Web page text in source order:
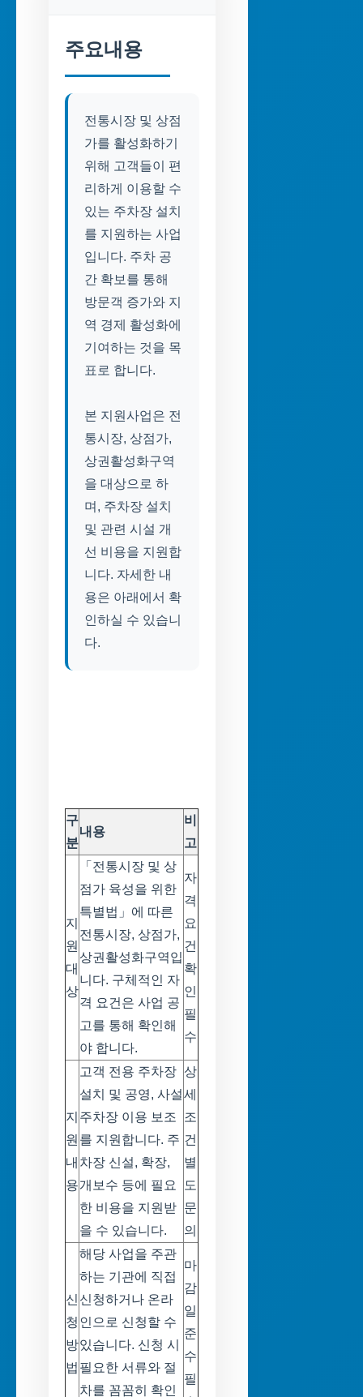
주요내용
전통시장 및 상점
가를 활성화하기
위해 고객들이 편
리하게 이용할 수
있는 주차장 설치
를 지원하는 사업
입니다. 주차 공
간 확보를 통해
방문객 증가와 지
역 경제 활성화에
기여하는 것을 목
표로 합니다.
본 지원사업은 전
통시장, 상점가,
상권활성화구역
을 대상으로 하
며, 주차장 설치
및 관련 시설 개
선 비용을 지원합
니다. 자세한 내
용은 아래에서 확
인하실 수 있습니
다.
구
분
내용
비
고
지
원
대
상
「전통시장 및 상
점가 육성을 위한
특별법」에 따른
전통시장, 상점가,
상권활성화구역입
니다. 구체적인 자
격 요건은 사업 공
고를 통해 확인해
야 합니다.
자
격
요
건
확
인
필
수
지
원
내
용
고객 전용 주차장
설치 및 공영, 사설
주차장 이용 보조
를 지원합니다. 주
차장 신설, 확장,
개보수 등에 필요
한 비용을 지원받
을 수 있습니다.
상
세
조
건
별
도
문
의
신
청
방
법
해당 사업을 주관
하는 기관에 직접
신청하거나 온라
인으로 신청할 수
있습니다. 신청 시
필요한 서류와 절
차를 꼼꼼히 확인
마
감
일
준
수
필